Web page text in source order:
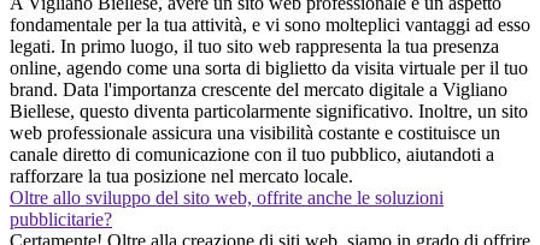
fondamentale per la tua attività, e vi sono molteplici vantaggi ad esso
legati. In primo luogo, il tuo sito web rappresenta la tua presenza
online, agendo come una sorta di biglietto da visita virtuale per il tuo
brand. Data l'importanza crescente del mercato digitale a Vigliano
Biellese, questo diventa particolarmente significativo. Inoltre, un sito
web professionale assicura una visibilità costante e costituisce un
canale diretto di comunicazione con il tuo pubblico, aiutandoti a
rafforzare la tua posizione nel mercato locale.
Oltre allo sviluppo del sito web, offrite anche le soluzioni
pubblicitarie?
Certamente! Oltre alla creazione di siti web, siamo in grado di offrire